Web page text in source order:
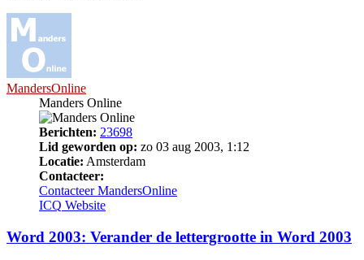
MandersOnline
Manders Online
Berichten: 23698
Lid geworden op: zo 03 aug 2003, 1:12
Locatie: Amsterdam
Contacteer:
Contacteer MandersOnline
ICQ Website
Word 2003: Verander de lettergrootte in Word 2003